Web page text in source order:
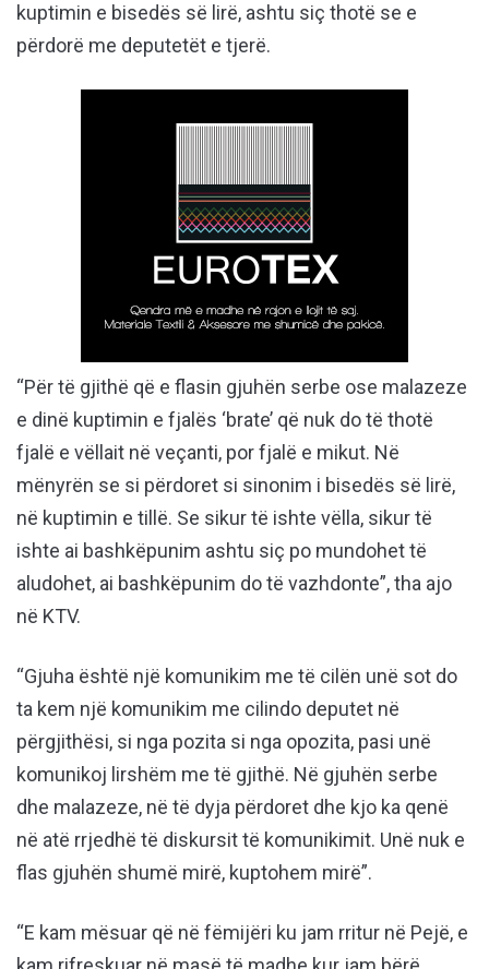
kuptimin e bisedës së lirë, ashtu siç thotë se e
përdorë me deputetët e tjerë.
“Për të gjithë që e flasin gjuhën serbe ose malazeze
e dinë kuptimin e fjalës ‘brate’ që nuk do të thotë
fjalë e vëllait në veçanti, por fjalë e mikut. Në
mënyrën se si përdoret si sinonim i bisedës së lirë,
në kuptimin e tillë. Se sikur të ishte vëlla, sikur të
ishte ai bashkëpunim ashtu siç po mundohet të
aludohet, ai bashkëpunim do të vazhdonte”, tha ajo
në KTV.
“Gjuha është një komunikim me të cilën unë sot do
ta kem një komunikim me cilindo deputet në
përgjithësi, si nga pozita si nga opozita, pasi unë
komunikoj lirshëm me të gjithë. Në gjuhën serbe
dhe malazeze, në të dyja përdoret dhe kjo ka qenë
në atë rrjedhë të diskursit të komunikimit. Unë nuk e
flas gjuhën shumë mirë, kuptohem mirë”.
“E kam mësuar që në fëmijëri ku jam rritur në Pejë, e